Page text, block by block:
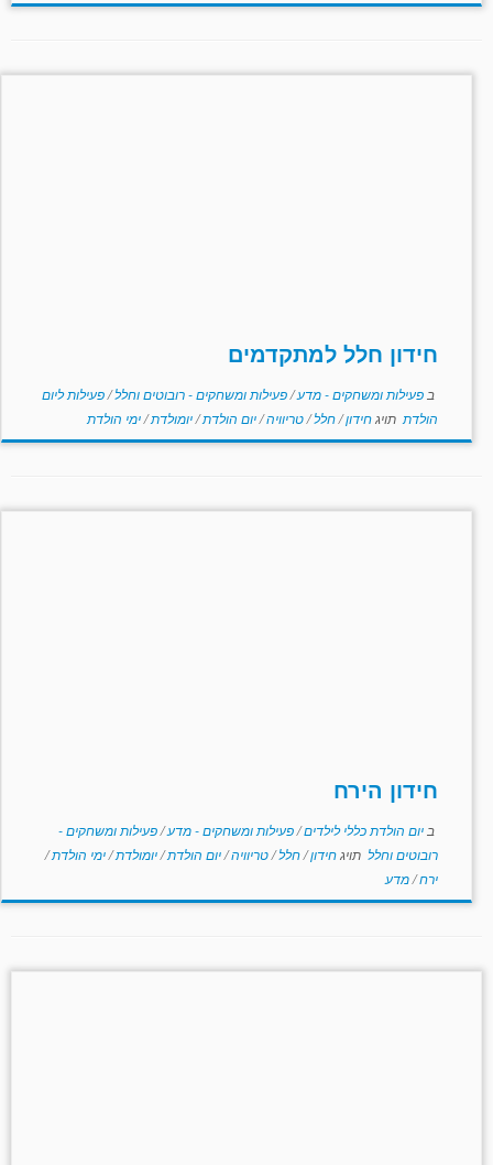
חידון חלל למתקדמים
ב פעילות ומשחקים - מדע/פעילות ומשחקים - רובוטים וחלל/פעילות ליום
הולדת תויגחידון/חלל/טריוויה/יום הולדת/יומולדת/ימי הולדת
חידון הירח
ב יום הולדת כללי לילדים/פעילות ומשחקים - מדע/פעילות ומשחקים -
רובוטים וחלל תויגחידון/חלל/טריוויה/יום הולדת/יומולדת/ימי הולדת/
ירח/מדע